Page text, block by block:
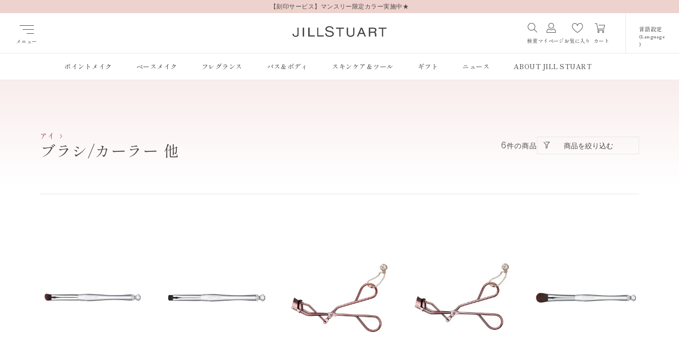
【刻印サービス】マンスリー限定カラー実施中★
メニュー 検索 マイページ お気に入り カート
言語設定
(Language
)
Japanese /
ポイントメイク ベースメイク フレグランス バス＆ボディ スキンケア＆ツール ギフト ニュース ABOUT JILL STUART
アイ
ブラシ/カーラー 他 6件の商品 商品を絞り込む